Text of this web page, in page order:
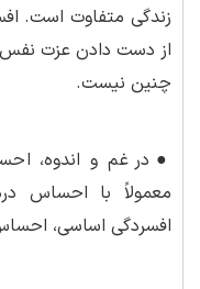
زندگی متفاوت است.
از دست دادن عزت نفس
چنین نیست.
● در غم و اندوه،
معمولاً با احساس
افسردگی اساسی،